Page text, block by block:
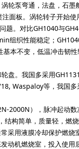
泵弯通，法盘，石墨
面板。涡轮转子开始
。对比GH1040与
组织性能稳定；
本不变，低温冲击韧
。我国多采用
Waspaloy等，我国多
），脉冲起动数
构简单，质量轻，燃
用液膜冷却保护燃烧
机燃烧室，投入使用